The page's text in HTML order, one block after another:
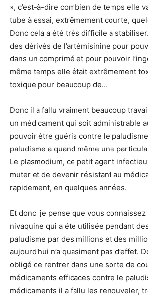
», c’est-à-dire combien de temps elle
tube à essai, extrêmement courte,
Donc cela a été très difficile à
des dérivés de l’artémisinine pour
dans un comprimé et pour pouvoir
même temps elle était extrêmement
toxique pour beaucoup de…
Donc il a fallu vraiment beaucoup
un médicament qui soit administrable
pouvoir être guéris contre le
paludisme a quand même une
Le plasmodium, ce petit agent
muter et de devenir résistant au
rapidement, en quelques années.
Et donc, je pense que vous connaissez
nivaquine qui a été utilisée pendant
paludisme par des millions et des
aujourd’hui n’a quasiment pas d’effet.
obligé de rentrer dans une sorte de
médicaments efficaces contre le
médicaments il a fallu les renouveler,